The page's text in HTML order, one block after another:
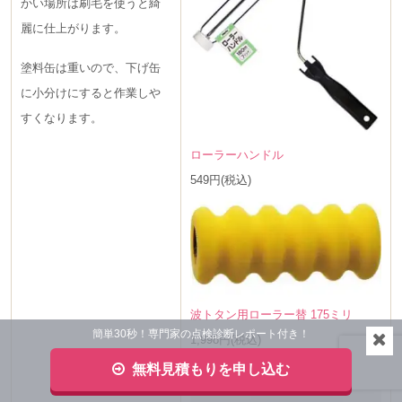
かい場所は刷毛を使うと綺
麗に仕上がります。
塗料缶は重いので、 下げ缶
に小分けにすると作業しや
すくなります。
ローラーハンドル
549円(税込)
波トタン用ローラー替 175ミリ
1,998円(税込)
■ハケ
簡単30秒！専門家の点検診断レポート付き！
無料見積もりを申し込む